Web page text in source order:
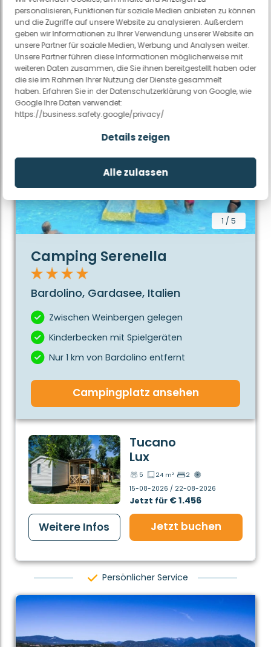
personalisieren, Funktionen für soziale Medien anbieten zu können
und die Zugriffe auf unsere Website zu analysieren. Außerdem
geben wir Informationen zu Ihrer Verwendung unserer Website an
unsere Partner für soziale Medien, Werbung und Analysen weiter.
Unsere Partner führen diese Informationen möglicherweise mit
weiteren Daten zusammen, die Sie ihnen bereitgestellt haben oder
die sie im Rahmen Ihrer Nutzung der Dienste gesammelt
haben. Erfahren Sie in der Datenschutzerklärung von Google, wie
Google Ihre Daten verwendet:
https://business.safety.google/privacy/
Details zeigen
Alle zulassen
Weitere Infos Jetzt buchen
1 / 5
Camping Serenella
Bardolino, Gardasee, Italien
Zwischen Weinbergen gelegen
Kinderbecken mit Spielgeräten
Nur 1 km von Bardolino entfernt
Campingplatz ansehen
Tucano
Lux
5 24 m² 2
15-08-2026 / 22-08-2026
Jetzt für € 1.456
Weitere Infos Jetzt buchen
Persönlicher Service